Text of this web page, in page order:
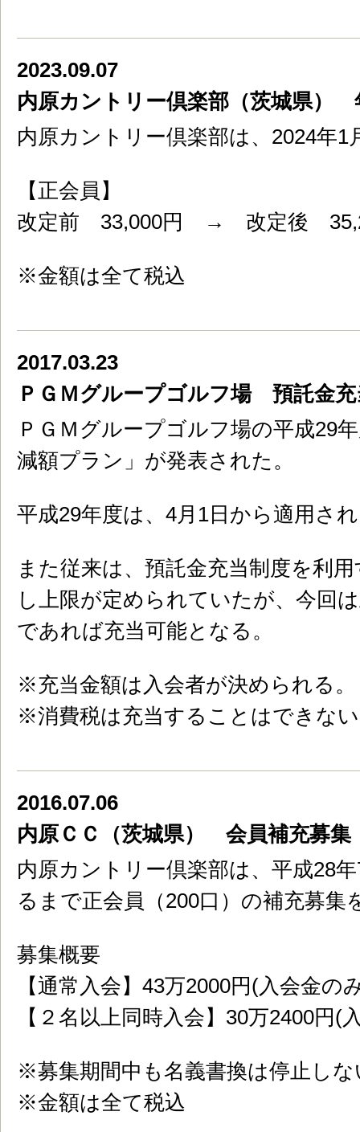
2023.09.07
内原カントリー倶楽部（茨城県）
内原カントリー倶楽部は、2024年1
【正会員】
改定前 33,000円 → 改定後
※金額は全て税込
2017.03.23
ＰＧＭグループゴルフ場 預託金
ＰＧＭグループゴルフ場の平成29
減額プラン」が発表された。
平成29年度は、4月1日から適用さ
また従来は、預託金充当制度を利
し上限が定められていたが、今回
であれば充当可能となる。
※充当金額は入会者が決められる。
※消費税は充当することはできな
2016.07.06
内原ＣＣ（茨城県） 会員補充募集
内原カントリー倶楽部は、平成28
るまで正会員（200口）の補充募集
募集概要
【通常入会】43万2000円(入会金の
【２名以上同時入会】30万2400円(
※募集期間中も名義書換は停止しな
※金額は全て税込